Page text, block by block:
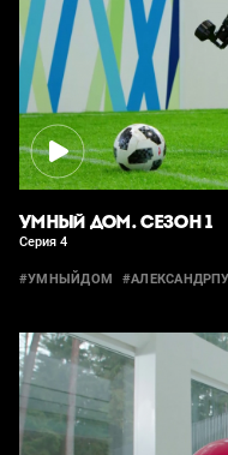
УМНЫЙ ДОМ. СЕЗОН 1
Серия 4
#УМНЫЙДОМ